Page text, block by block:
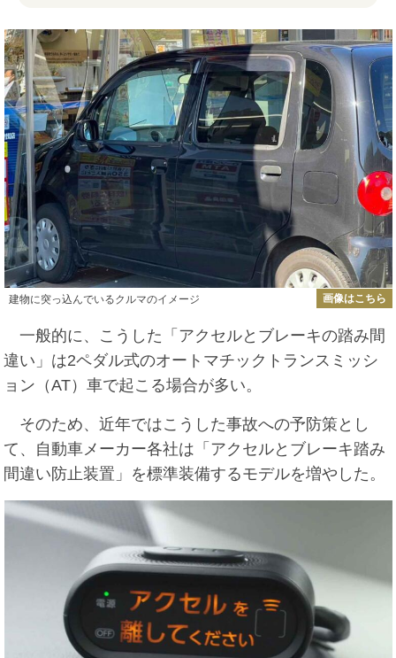
建物に突っ込んでいるクルマのイメージ 画像はこちら
一般的に、こうした「アクセルとブレーキの踏み間
違い」は2ペダル式のオートマチックトランスミッシ
ョン（AT）車で起こる場合が多い。
そのため、近年ではこうした事故への予防策とし
て、自動車メーカー各社は「アクセルとブレーキ踏み
間違い防止装置」を標準装備するモデルを増やした。